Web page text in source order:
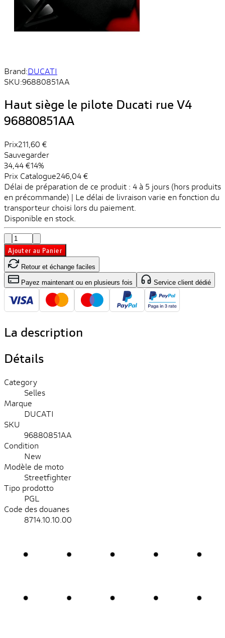
Brand:DUCATI
SKU:96880851AA
Haut siège le pilote Ducati rue V4
96880851AA
Prix211,60 €
Sauvegarder
34,44 €14%
Prix ​​Catalogue246,04 €
Délai de préparation de ce produit : 4 à 5 jours (hors produits
en précommande) | Le délai de livraison varie en fonction du
transporteur choisi lors du paiement.
Disponible en stock.
Ajouter au Panier
Retour et échange faciles
Payez maintenant ou en plusieurs fois Service client dédié
La description
Détails
Category
Selles
Marque
DUCATI
SKU
96880851AA
Condition
New
Modèle de moto
Streetfighter
Tipo prodotto
PGL
Code des douanes
8714.10.10.00